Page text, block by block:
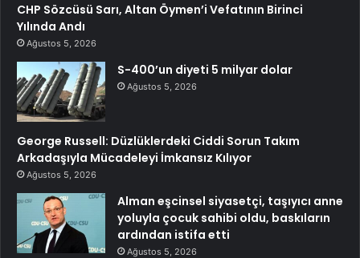
CHP Sözcüsü Sarı, Altan Öymen’i Vefatının Birinci
Yılında Andı
Ağustos 5, 2026
S-400’un diyeti 5 milyar dolar
Ağustos 5, 2026
George Russell: Düzlüklerdeki Ciddi Sorun Takım
Arkadaşıyla Mücadeleyi İmkansız Kılıyor
Ağustos 5, 2026
Alman eşcinsel siyasetçi, taşıyıcı anne
yoluyla çocuk sahibi oldu, baskıların
ardından istifa etti
Ağustos 5, 2026